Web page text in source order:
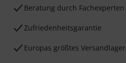
Beratung durch Fachexperten
Zufriedenheitsgarantie
Europas größtes Versandlager